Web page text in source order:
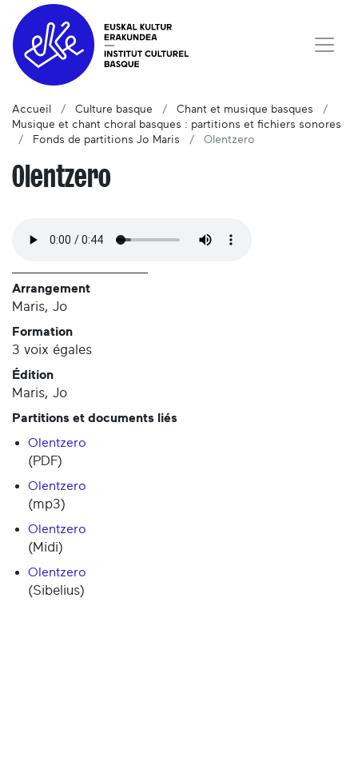
Accueil Culture basque
Chant et musique basques
Musique et chant choral basques : partitions et fichiers sonores
Fonds de partitions Jo Maris
Olentzero
Olentzero
Arrangement
Maris, Jo
Formation
3 voix égales
Édition
Maris, Jo
Partitions et documents liés
Olentzero
(PDF)
Olentzero
(mp3)
Olentzero
(Midi)
Olentzero
(Sibelius)